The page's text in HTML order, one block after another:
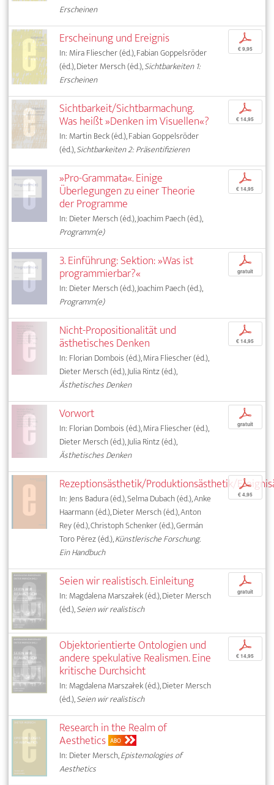
Erscheinen
Erscheinung und Ereignis
In: Mira Fliescher (éd.), Fabian Goppelsröder
(éd.), Dieter Mersch (éd.),Sichtbarkeiten 1:
Erscheinen
p
€ 9,95
Sichtbarkeit/Sichtbarmachung.
Was heißt »Denken im Visuellen«?
In: Martin Beck (éd.), Fabian Goppelsröder
(éd.),Sichtbarkeiten 2: Präsentifizieren
p
€ 14,95
»Pro-Grammata«. Einige
Überlegungen zu einer Theorie
der Programme
In: Dieter Mersch (éd.), Joachim Paech (éd.),
Programm(e)
p
€ 14,95
3. Einführung: Sektion: »Was ist
programmierbar?«
In: Dieter Mersch (éd.), Joachim Paech (éd.),
Programm(e)
p
gratuit
Nicht-Propositionalität und
ästhetisches Denken
In: Florian Dombois (éd.), Mira Fliescher (éd.),
Dieter Mersch (éd.), Julia Rintz (éd.),
Ästhetisches Denken
p
€ 14,95
Vorwort
In: Florian Dombois (éd.), Mira Fliescher (éd.),
Dieter Mersch (éd.), Julia Rintz (éd.),
Ästhetisches Denken
p
gratuit
Rezeptionsästhetik/Produktionsästhetik/
In: Jens Badura (éd.), Selma Dubach (éd.), Anke
Haarmann (éd.), Dieter Mersch (éd.), Anton
Rey (éd.), Christoph Schenker (éd.), Germán
Toro Pérez (éd.),Künstlerische Forschung.
Ein Handbuch
p
€ 4,95
Seien wir realistisch. Einleitung
In: Magdalena Marszałek (éd.), Dieter Mersch
(éd.),Seien wir realistisch
p
gratuit
Objektorientierte Ontologien und
andere spekulative Realismen. Eine
kritische Durchsicht
In: Magdalena Marszałek (éd.), Dieter Mersch
(éd.),Seien wir realistisch
p
€ 14,95
Research in the Realm of
Aesthetics ABO
In: Dieter Mersch,Epistemologies of
Aesthetics